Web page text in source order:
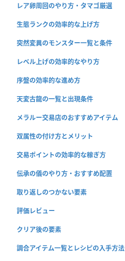
レア卵周回のやり方・タマゴ厳選
生態ランクの効率的な上げ方
突然変異のモンスター一覧と条件
レベル上げの効率的なやり方
序盤の効率的な進め方
天変古龍の一覧と出現条件
メラルー交易店のおすすめアイテム
双属性の付け方とメリット
交易ポイントの効率的な稼ぎ方
伝承の儀のやり方・おすすめ配置
取り返しのつかない要素
評価レビュー
クリア後の要素
調合アイテム一覧とレシピの入手方法